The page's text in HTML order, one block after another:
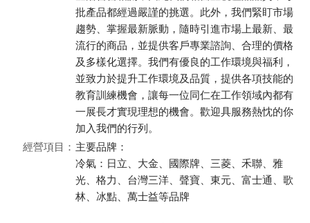
批產品都經過嚴謹的挑選。此外，我們緊盯市場
趨勢、掌握最新脈動，隨時引進市場上最新、最
流行的商品，並提供客戶專業諮詢、合理的價格
及多樣化選擇。我們有優良的工作環境與福利，
並致力於提升工作環境及品質，提供各項技能的
教育訓練機會，讓每一位同仁在工作領域內都有
一展長才實現理想的機會。歡迎具服務熱忱的你
加入我們的行列。
經營項目： 主要品牌：
冷氣：日立、大金、國際牌、三菱、禾聯、雅
光、格力、台灣三洋、聲寶、東元、富士通、歌
林、冰點、萬士益等品牌